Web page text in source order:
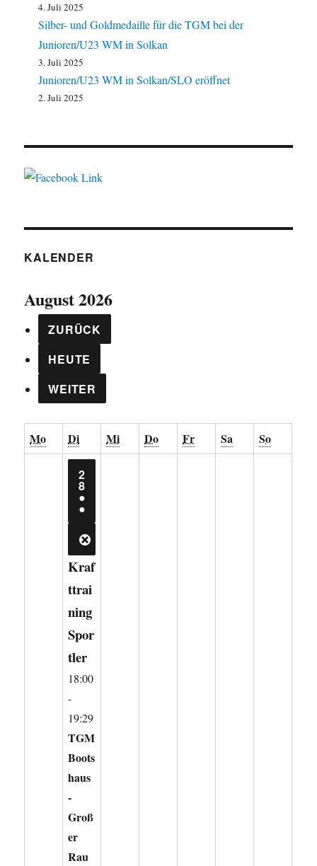
4. Juli 2025
Silber- und Goldmedaille für die TGM bei der
Junioren/U23 WM in Solkan
3. Juli 2025
Junioren/U23 WM in Solkan/SLO eröffnet
2. Juli 2025
KALENDER
August 2026
ZURÜCK
HEUTE
WEITER
MoMontag
DiDienstag
MiMittwoch
DoDonnerstag
FrFreitag
Sa Samstag
SoSonntag
2
828.
JULI
2026
●
●
VERANSTALTUNGEN)
CLOSE
Kraf
ttrai
ning
Spor
tler
18:00
-
19:29
TGM
Boots
haus
-
Groß
er
Rau